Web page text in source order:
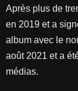
Après plus de
en 2019 et a
album avec le
août 2021 et a
médias.